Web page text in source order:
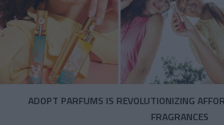
ADOPT PARFUMS IS REVOLUTIONIZING
FRAGRANCES